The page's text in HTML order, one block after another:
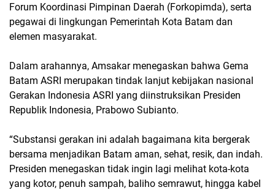
Forum Koordinasi Pimpinan Daerah (Forkopimda), serta
pegawai di lingkungan Pemerintah Kota Batam dan
elemen masyarakat.
Dalam arahannya, Amsakar menegaskan bahwa Gema
Batam ASRI merupakan tindak lanjut kebijakan nasional
Gerakan Indonesia ASRI yang diinstruksikan Presiden
Republik Indonesia, Prabowo Subianto.
“Substansi gerakan ini adalah bagaimana kita bergerak
bersama menjadikan Batam aman, sehat, resik, dan indah.
Presiden menegaskan tidak ingin lagi melihat kota-kota
yang kotor, penuh sampah, baliho semrawut, hingga kabel